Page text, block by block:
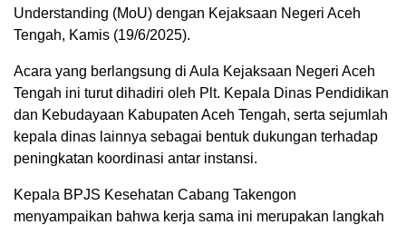
Understanding (MoU) dengan Kejaksaan Negeri Aceh
Tengah, Kamis (19/6/2025).
Acara yang berlangsung di Aula Kejaksaan Negeri Aceh
Tengah ini turut dihadiri oleh Plt. Kepala Dinas Pendidikan
dan Kebudayaan Kabupaten Aceh Tengah, serta sejumlah
kepala dinas lainnya sebagai bentuk dukungan terhadap
peningkatan koordinasi antar instansi.
Kepala BPJS Kesehatan Cabang Takengon
menyampaikan bahwa kerja sama ini merupakan langkah